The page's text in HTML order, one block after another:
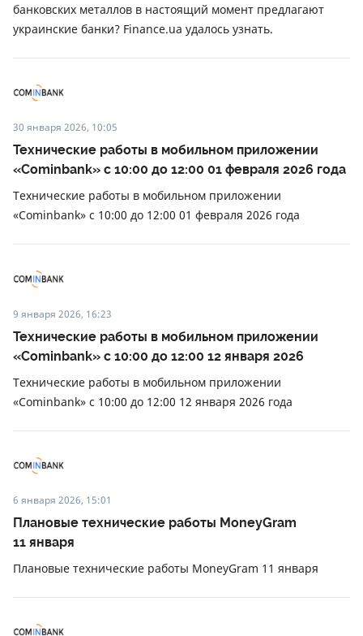
банковских металлов в настоящий момент предлагают
украинские банки? Finance.ua удалось узнать.
30 января 2026, 10:05
Технические работы в мобильном приложении
«Cominbank» с 10:00 до 12:00 01 февраля 2026 года
Технические работы в мобильном приложении
«Cominbank» с 10:00 до 12:00 01 февраля 2026 года
9 января 2026, 16:23
Технические работы в мобильном приложении
«Cominbank» с 10:00 до 12:00 12 января 2026
Технические работы в мобильном приложении
«Cominbank» с 10:00 до 12:00 12 января 2026 года
6 января 2026, 15:01
Плановые технические работы MoneyGram
11 января
Плановые технические работы MoneyGram 11 января